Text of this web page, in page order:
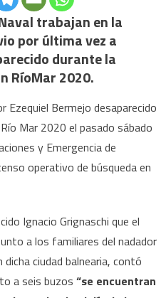
trabajan en la
por última vez a
durante la
RíoMar 2020.
Ezequiel Bermejo desaparecido
Mar 2020 el pasado sábado
y Emergencia de
operativo de búsqueda en
Ignacio Grignaschi que el
a los familiares del nadador
ciudad balnearia, contó
a seis buzos “se encuentran